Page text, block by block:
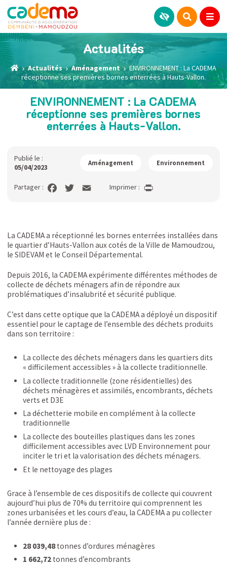
Actualités
Actualités Aménagement
ENVIRONNEMENT : La CADEMA
réceptionne ses premières bornes enterrées à Hauts-Vallon.
ENVIRONNEMENT : La CADEMA
réceptionne ses premières bornes
enterrées à Hauts-Vallon.
Publié le :
05/04/2023
Aménagement Environnement
Partager : Imprimer :
La CADEMA a réceptionné les bornes enterrées installées dans
le quartier d’Hauts-Vallon aux cotés de la Ville de Mamoudzou,
le SIDEVAM et le Conseil Départemental.
Depuis 2016, la CADEMA expérimente différentes méthodes de
collecte de déchets ménagers afin de répondre aux
problématiques d’insalubrité et sécurité publique.
C’est dans cette optique que la CADEMA a déployé un dispositif
essentiel pour le captage de l’ensemble des déchets produits
dans son territoire :
La collecte des déchets ménagers dans les quartiers dits
« difficilement accessibles » à la collecte traditionnelle.
La collecte traditionnelle (zone résidentielles) des
déchets ménagères et assimilés, encombrants, déchets
verts et D3E
La déchetterie mobile en complément à la collecte
traditionnelle
La collecte des bouteilles plastiques dans les zones
difficilement accessibles avec LVD Environnement pour
inciter le tri et la valorisation des déchets ménagers.
Et le nettoyage des plages
Grace à l’ensemble de ces dispositifs de collecte qui couvrent
aujourd’hui plus de 70% du territoire qui comprennent les
zones urbanisées et les cours d’eau, la CADEMA a pu collecter
l’année dernière plus de :
28 039,48tonnes d’ordures ménagères
1 662,72tonnes d’encombrants